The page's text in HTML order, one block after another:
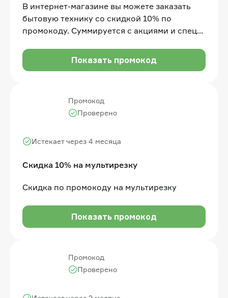
В интернет-магазине вы можете заказать
бытовую технику со скидкой 10% по
промокоду. Суммируется с акциями и спец
Показать промокод
Промокод
Скидка 10% на мультирезку
Истекает через 4 месяца
Проверено
Cкидка по промокоду на мультирезку
Показать промокод
Промокод
Проверено